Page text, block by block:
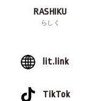
RASHIKU
らしく
lit.link
TikTok